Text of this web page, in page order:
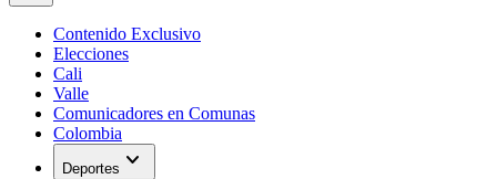
Contenido Exclusivo
Elecciones
Cali
Valle
Comunicadores en Comunas
Colombia
Deportes expand_more